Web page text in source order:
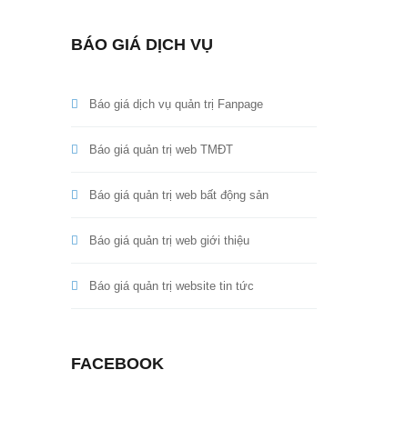
BÁO GIÁ DỊCH VỤ
Báo giá dịch vụ quản trị Fanpage
Báo giá quản trị web TMĐT
Báo giá quản trị web bất động sản
Báo giá quản trị web giới thiệu
Báo giá quản trị website tin tức
FACEBOOK